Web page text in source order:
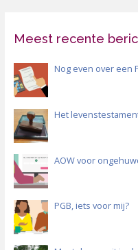
Meest recente
Nog even over een
Het
AOW voor
PGB, iets voor mij?